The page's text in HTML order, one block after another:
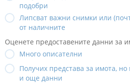
подобри
Липсват важни снимки или
от наличните
Оценете предоставените данни за
Много описателни
Получих представа за имота, но
и още данни